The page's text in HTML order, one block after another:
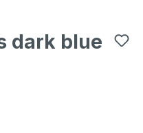
dark blue